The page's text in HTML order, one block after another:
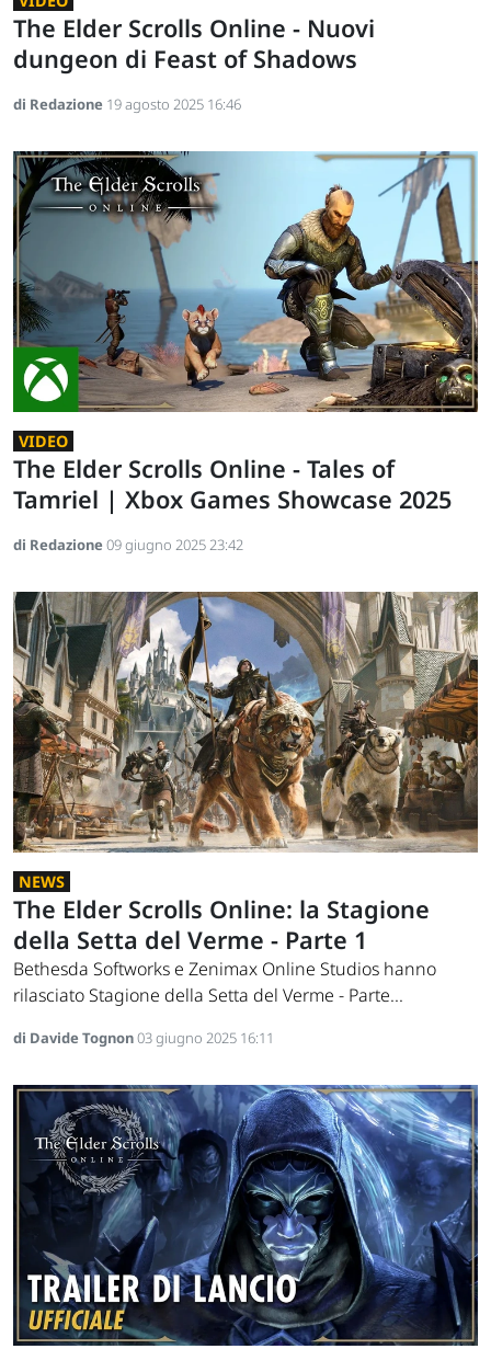
The Elder Scrolls Online - Nuovi
dungeon di Feast of Shadows
di Redazione 19 agosto 2025 16:46
VIDEO
The Elder Scrolls Online - Tales of
Tamriel | Xbox Games Showcase 2025
di Redazione09 giugno 2025 23:42
NEWS
The Elder Scrolls Online: la Stagione
della Setta del Verme - Parte 1
Bethesda Softworks e Zenimax Online Studios hanno
rilasciato Stagione della Setta del Verme - Parte...
di Davide Tognon03 giugno 2025 16:11